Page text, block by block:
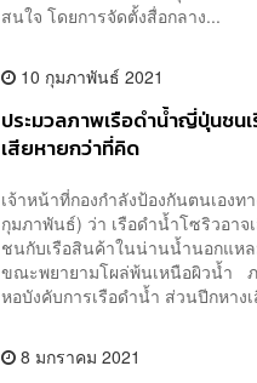
สนใจ โดยการจัดตั้งสื่อกลาง...
10 กุมภาพันธ์ 2021
ประมวลภาพเรือดำน้ำญี่ปุ่นชน
เสียหายกว่าที่คิด
เจ้าหน้าที่กองกำลังป้องกันตนเอง
กุมภาพันธ์) ว่า เรือดำน้ำโซริวอา
ชนกับเรือสินค้าในน่านน้ำนอกแห
ขณะพยายามโผล่พ้นเหนือผิวน้ำ ภ
หอบังคับการเรือดำน้ำ ส่วนปีกหางเ
8 มกราคม 2021